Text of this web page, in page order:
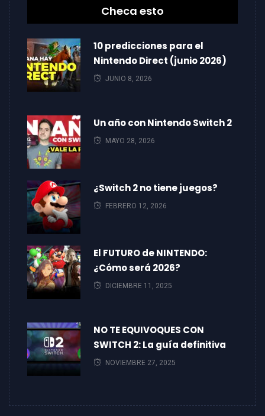
Checa esto
10 predicciones para el
Nintendo Direct (junio 2026)
JUNIO 8, 2026
Un año con Nintendo Switch 2
MAYO 28, 2026
¿Switch 2 no tiene juegos?
FEBRERO 12, 2026
El FUTURO de NINTENDO:
¿Cómo será 2026?
DICIEMBRE 11, 2025
NO TE EQUIVOQUES CON
SWITCH 2: La guía definitiva
NOVIEMBRE 27, 2025